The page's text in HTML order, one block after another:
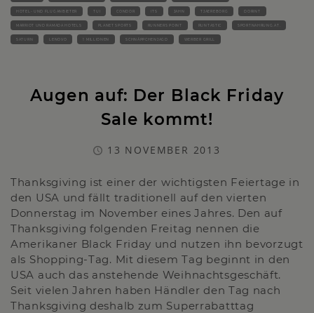
HOTEL- UND FLUGANBIETER TUI CONDOR ITS JAHN TJAEREBORG DORINT
MARRIOT UND RAMADA HOTELS PLANET SPORTS RUNNERS POINT RUNTASTIC SPORTNAHRUNG.AT.
SATURN LENOVO 1 MILLIONEN SCHNÄPPCHENJAGD WERBER GRILL
Augen auf: Der Black Friday
Sale kommt!
13 NOVEMBER 2013
Thanksgiving ist einer der wichtigsten Feiertage in
den USA und fällt traditionell auf den vierten
Donnerstag im November eines Jahres. Den auf
Thanksgiving folgenden Freitag nennen die
Amerikaner Black Friday und nutzen ihn bevorzugt
als Shopping-Tag. Mit diesem Tag beginnt in den
USA auch das anstehende Weihnachtsgeschäft.
Seit vielen Jahren haben Händler den Tag nach
Thanksgiving deshalb zum Superrabatttag